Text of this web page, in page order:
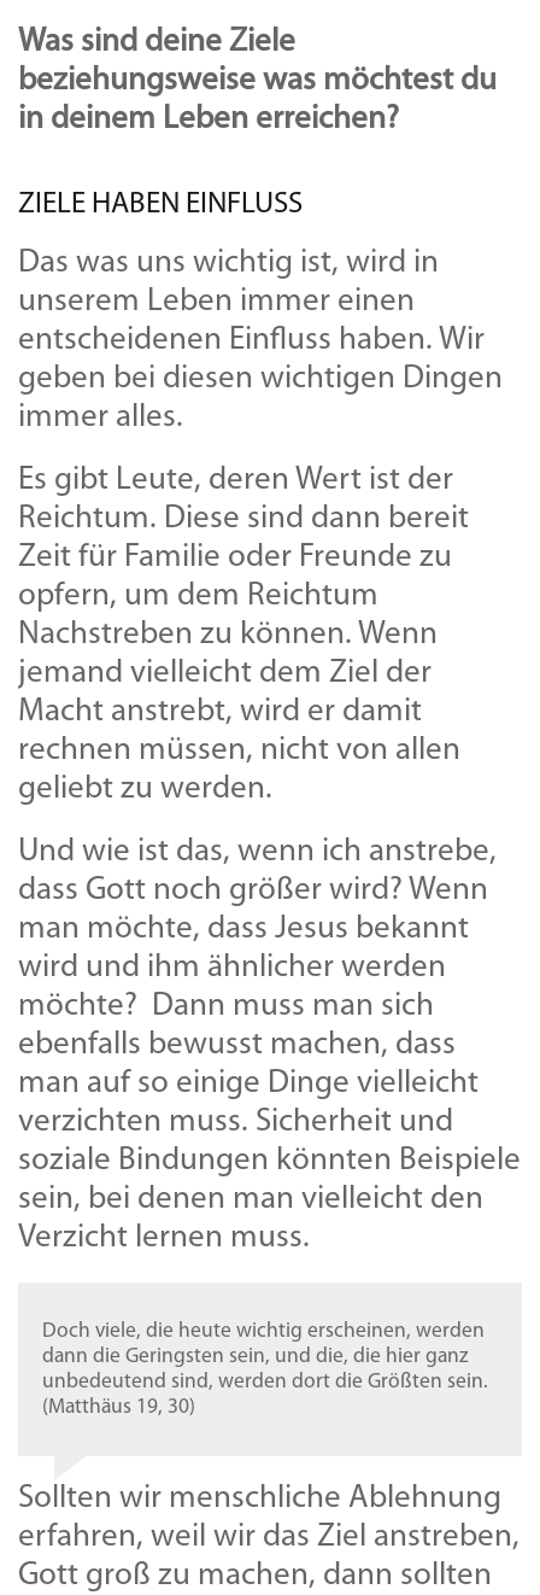
Was sind deine Ziele
beziehungsweise was möchtest du
in deinem Leben erreichen?
ZIELE HABEN EINFLUSS
Das was uns wichtig ist, wird in
unserem Leben immer einen
entscheidenen Einfluss haben. Wir
geben bei diesen wichtigen Dingen
immer alles.
Es gibt Leute, deren Wert ist der
Reichtum. Diese sind dann bereit
Zeit für Familie oder Freunde zu
opfern, um dem Reichtum
Nachstreben zu können. Wenn
jemand vielleicht dem Ziel der
Macht anstrebt, wird er damit
rechnen müssen, nicht von allen
geliebt zu werden.
Und wie ist das, wenn ich anstrebe,
dass Gott noch größer wird? Wenn
man möchte, dass Jesus bekannt
wird und ihm ähnlicher werden
möchte? Dann muss man sich
ebenfalls bewusst machen, dass
man auf so einige Dinge vielleicht
verzichten muss. Sicherheit und
soziale Bindungen könnten Beispiele
sein, bei denen man vielleicht den
Verzicht lernen muss.
Doch viele, die heute wichtig erscheinen, werden
dann die Geringsten sein, und die, die hier ganz
unbedeutend sind, werden dort die Größten sein.
(Matthäus 19, 30)
Sollten wir menschliche Ablehnung
erfahren, weil wir das Ziel anstreben,
Gott groß zu machen, dann sollten